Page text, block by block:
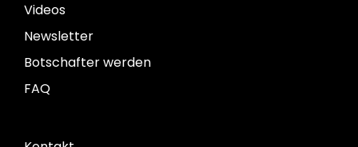
Videos
Newsletter
Botschafter werden
FAQ